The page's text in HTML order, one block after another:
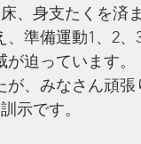
、身支たくを済
準備運動1、2、
が迫っています。
が、みなさん頑
示です。